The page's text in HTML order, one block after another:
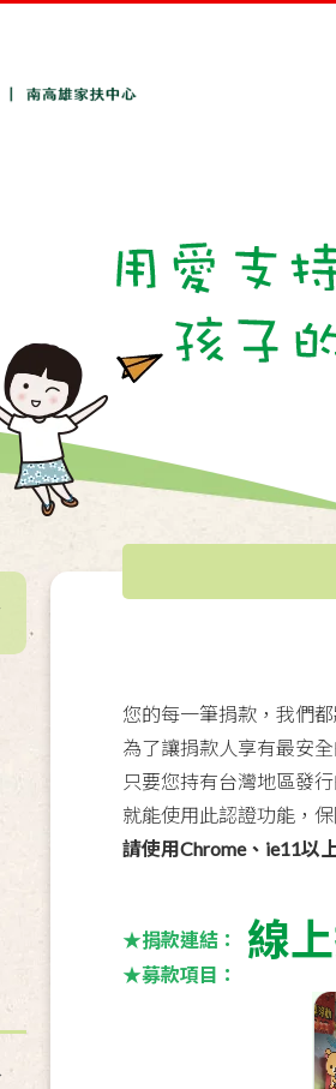
您的每一筆捐款，我們
為了讓捐款人享有最安
只要您持有台灣地區發
就能使用此認證功能，
請使用Chrome、ie11以
★捐款連結： 線
★募款項目：